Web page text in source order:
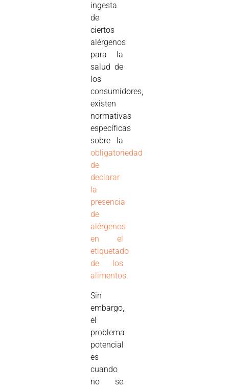
ingesta
de
ciertos
alérgenos
para la
salud de
los
consumidores,
existen
normativas
específicas
sobre la
obligatoriedad
de
declarar
la
presencia
de
alérgenos
en el
etiquetado
de los
alimentos.
Sin
embargo,
el
problema
potencial
es
cuando
no se